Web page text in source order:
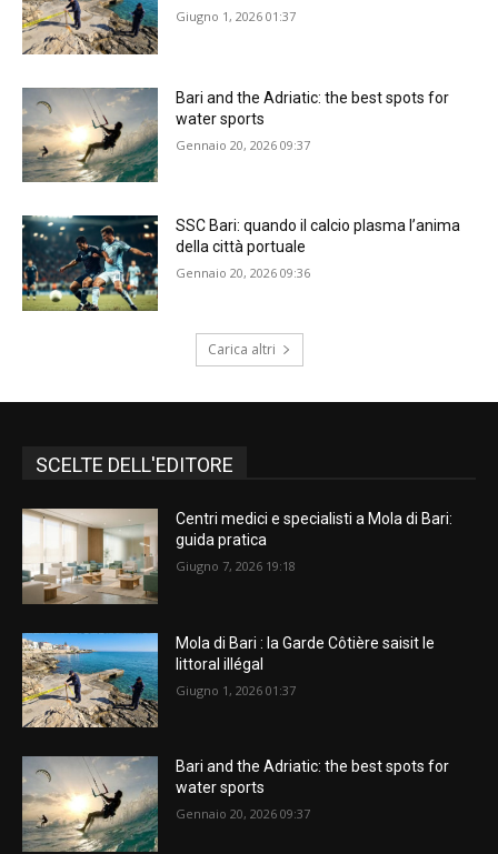
Giugno 1, 2026 01:37
Bari and the Adriatic: the best spots for
water sports
Gennaio 20, 2026 09:37
SSC Bari: quando il calcio plasma l’anima
della città portuale
Gennaio 20, 2026 09:36
Carica altri
SCELTE DELL'EDITORE
Centri medici e specialisti a Mola di Bari:
guida pratica
Giugno 7, 2026 19:18
Mola di Bari : la Garde Côtière saisit le
littoral illégal
Giugno 1, 2026 01:37
Bari and the Adriatic: the best spots for
water sports
Gennaio 20, 2026 09:37